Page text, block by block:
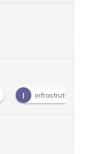
I infrastrutture